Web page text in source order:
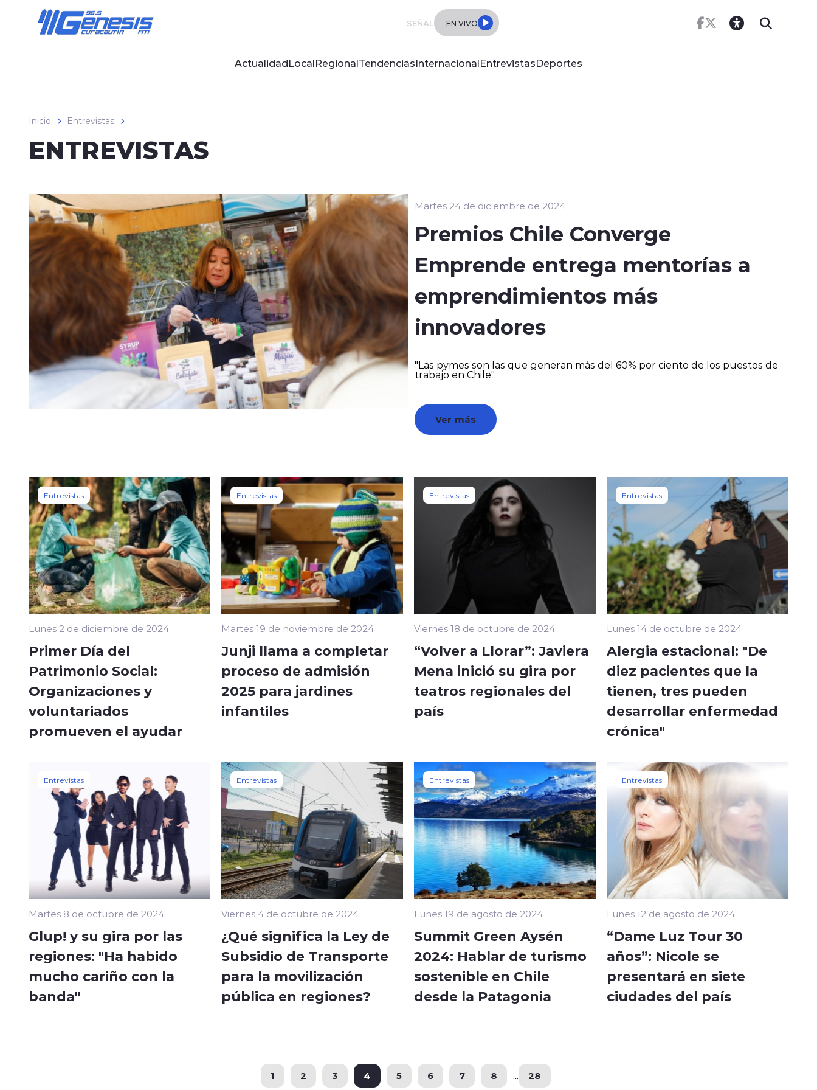
SEÑAL EN VIVO
ActualidadLocalRegionalTendenciasInternacionalEntrevistasDeportes
Inicio Entrevistas
ENTREVISTAS
Martes 24 de diciembre de 2024
Premios Chile Converge
Emprende entrega mentorías a
emprendimientos más
innovadores
"Las pymes son las que generan más del 60% por ciento de los puestos de
trabajo en Chile".
Ver más
Entrevistas
Lunes 2 de diciembre de 2024
Primer Día del
Patrimonio Social:
Organizaciones y
voluntariados
promueven el ayudar
Entrevistas
Martes 19 de noviembre de 2024
Junji llama a completar
proceso de admisión
2025 para jardines
infantiles
Entrevistas
Viernes 18 de octubre de 2024
“Volver a Llorar”: Javiera
Mena inició su gira por
teatros regionales del
país
Entrevistas
Lunes 14 de octubre de 2024
Alergia estacional: "De
diez pacientes que la
tienen, tres pueden
desarrollar enfermedad
crónica"
Entrevistas
Martes 8 de octubre de 2024
Glup! y su gira por las
regiones: "Ha habido
mucho cariño con la
banda"
Entrevistas
Viernes 4 de octubre de 2024
¿Qué significa la Ley de
Subsidio de Transporte
para la movilización
pública en regiones?
Entrevistas
Lunes 19 de agosto de 2024
Summit Green Aysén
2024: Hablar de turismo
sostenible en Chile
desde la Patagonia
Entrevistas
Lunes 12 de agosto de 2024
“Dame Luz Tour 30
años”: Nicole se
presentará en siete
ciudades del país
1 2 3 4 5 6 7 8 ... 28